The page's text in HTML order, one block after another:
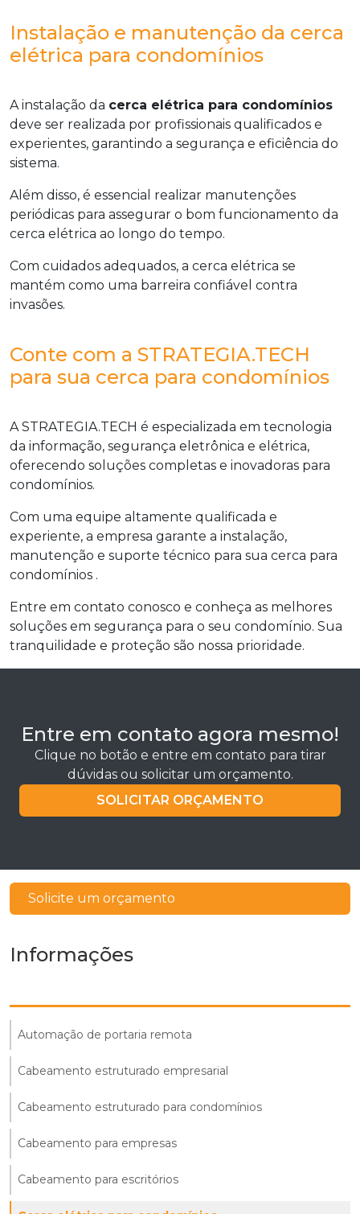
Instalação e manutenção da cerca
elétrica para condomínios
A instalação da cerca elétrica para condomínios
deve ser realizada por profissionais qualificados e
experientes, garantindo a segurança e eficiência do
sistema.
Além disso, é essencial realizar manutenções
periódicas para assegurar o bom funcionamento da
cerca elétrica ao longo do tempo.
Com cuidados adequados, a cerca elétrica se
mantém como uma barreira confiável contra
invasões.
Conte com a STRATEGIA.TECH
para sua cerca para condomínios
A STRATEGIA.TECH é especializada em tecnologia
da informação, segurança eletrônica e elétrica,
oferecendo soluções completas e inovadoras para
condomínios.
Com uma equipe altamente qualificada e
experiente, a empresa garante a instalação,
manutenção e suporte técnico para sua cerca para
condomínios .
Entre em contato conosco e conheça as melhores
soluções em segurança para o seu condomínio. Sua
tranquilidade e proteção são nossa prioridade.
Entre em contato agora mesmo!
Clique no botão e entre em contato para tirar
dúvidas ou solicitar um orçamento.
SOLICITAR ORÇAMENTO
Solicite um orçamento
Informações
Automação de portaria remota
Cabeamento estruturado empresarial
Cabeamento estruturado para condomínios
Cabeamento para empresas
Cabeamento para escritórios